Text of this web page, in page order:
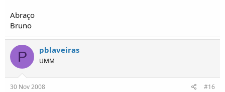
Abraço
Bruno
P pblaveiras
UMM
30 Nov 2008 #16